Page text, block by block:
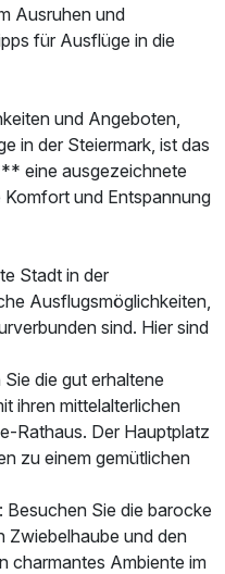
p.P. ab159,00 €
Ausruhen und
für Ausflüge in die
und Angeboten,
in der Steiermark, ist das
eine ausgezeichnete
Komfort und Entspannung
Stadt in der
Ausflugsmöglichkeiten,
sind. Hier sind
die gut erhaltene
ihren mittelalterlichen
Rathaus. Der Hauptplatz
zu einem gemütlichen
Besuchen Sie die barocke
Zwiebelhaube und den
charmantes Ambiente im